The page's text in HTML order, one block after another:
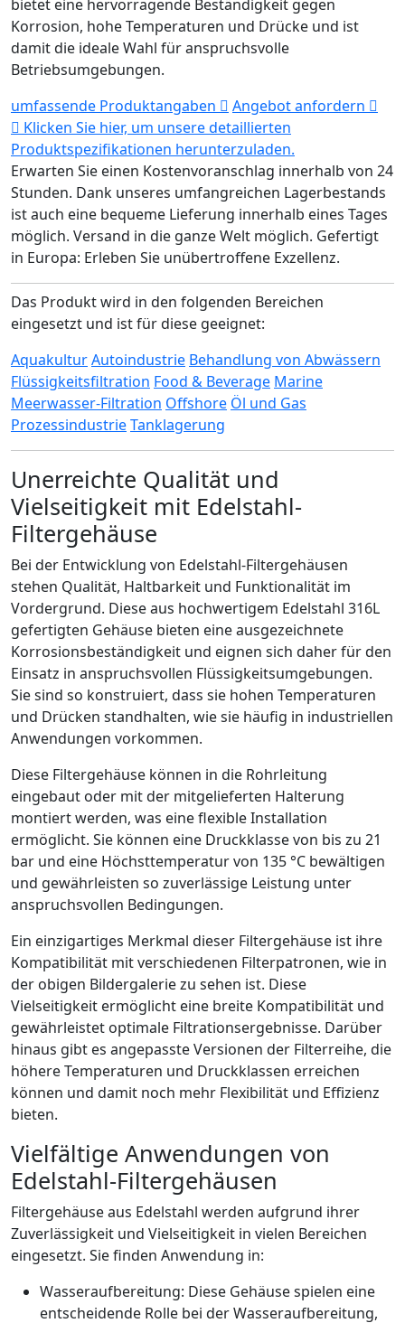
bietet eine hervorragende Beständigkeit gegen
Korrosion, hohe Temperaturen und Drücke und ist
damit die ideale Wahl für anspruchsvolle
Betriebsumgebungen.
umfassende Produktangaben
Angebot anfordern
Klicken Sie hier, um unsere detaillierten
Produktspezifikationen herunterzuladen.
Erwarten Sie einen Kostenvoranschlag innerhalb von 24
Stunden. Dank unseres umfangreichen Lagerbestands
ist auch eine bequeme Lieferung innerhalb eines Tages
möglich. Versand in die ganze Welt möglich. Gefertigt
in Europa: Erleben Sie unübertroffene Exzellenz.
Das Produkt wird in den folgenden Bereichen
eingesetzt und ist für diese geeignet:
AquakulturAutoindustrie Behandlung von Abwässern
Flüssigkeitsfiltration Food & Beverage Marine
Meerwasser-Filtration Offshore Öl und Gas
ProzessindustrieTanklagerung
Unerreichte Qualität und
Vielseitigkeit mit Edelstahl-
Filtergehäuse
Bei der Entwicklung von Edelstahl-Filtergehäusen
stehen Qualität, Haltbarkeit und Funktionalität im
Vordergrund. Diese aus hochwertigem Edelstahl 316L
gefertigten Gehäuse bieten eine ausgezeichnete
Korrosionsbeständigkeit und eignen sich daher für den
Einsatz in anspruchsvollen Flüssigkeitsumgebungen.
Sie sind so konstruiert, dass sie hohen Temperaturen
und Drücken standhalten, wie sie häufig in industriellen
Anwendungen vorkommen.
Diese Filtergehäuse können in die Rohrleitung
eingebaut oder mit der mitgelieferten Halterung
montiert werden, was eine flexible Installation
ermöglicht. Sie können eine Druckklasse von bis zu 21
bar und eine Höchsttemperatur von 135 °C bewältigen
und gewährleisten so zuverlässige Leistung unter
anspruchsvollen Bedingungen.
Ein einzigartiges Merkmal dieser Filtergehäuse ist ihre
Kompatibilität mit verschiedenen Filterpatronen, wie in
der obigen Bildergalerie zu sehen ist. Diese
Vielseitigkeit ermöglicht eine breite Kompatibilität und
gewährleistet optimale Filtrationsergebnisse. Darüber
hinaus gibt es angepasste Versionen der Filterreihe, die
höhere Temperaturen und Druckklassen erreichen
können und damit noch mehr Flexibilität und Effizienz
bieten.
Vielfältige Anwendungen von
Edelstahl-Filtergehäusen
Filtergehäuse aus Edelstahl werden aufgrund ihrer
Zuverlässigkeit und Vielseitigkeit in vielen Bereichen
eingesetzt. Sie finden Anwendung in:
Wasseraufbereitung: Diese Gehäuse spielen eine
entscheidende Rolle bei der Wasseraufbereitung,